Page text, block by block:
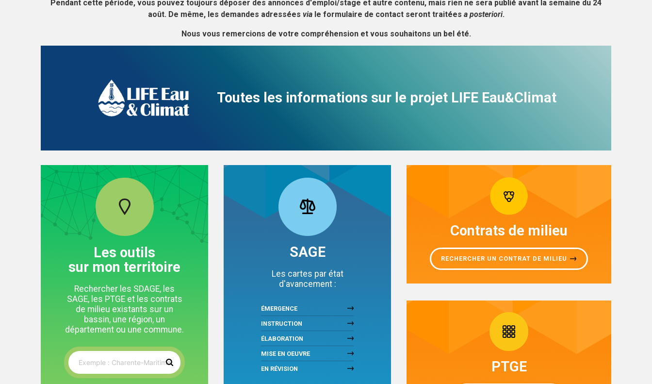
Pendant cette période, vous pouvez toujours déposer des annonces d'emploi/stage et autre contenu, mais rien ne sera publié avant la semaine du 24
août. De même, les demandes adressées viale formulaire de contact seront traitées a posteriori.
Nous vous remercions de votre compréhension et vous souhaitons un bel été.
Toutes les informations sur le projet LIFE Eau&Climat
Les outils
sur mon territoire
Rechercher les SDAGE, les
SAGE, les PTGE et les contrats
de milieu existants sur un
bassin, une région, un
département ou une commune.
SAGE
Les cartes par état
d'avancement :
ÉMERGENCE
INSTRUCTION
ÉLABORATION
MISE EN OEUVRE
EN RÉVISION
Contrats de milieu
RECHERCHER UN CONTRAT DE MILIEU
PTGE